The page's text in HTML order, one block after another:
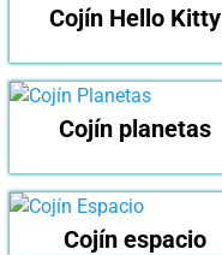
Cojín Hello Kitty
Cojín planetas
Cojín espacio